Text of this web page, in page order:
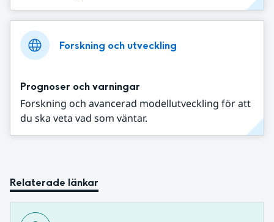
Forskning och utveckling
Prognoser och varningar
Forskning och avancerad modellutveckling för att
du ska veta vad som väntar.
Relaterade länkar